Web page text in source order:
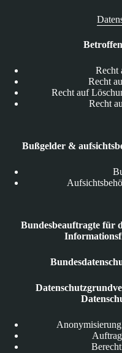
Recht
Recht
Recht auf
Recht
Bußgelder &
Bundesbeauftragte für